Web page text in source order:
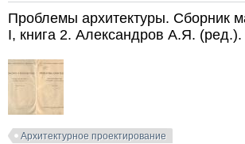
Проблемы архитектуры. Сборник
I, книга 2. Александров А.Я. (ред.).
Архитектурное проектирование